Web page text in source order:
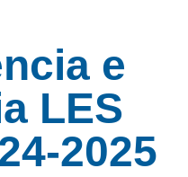
e
LES
2025